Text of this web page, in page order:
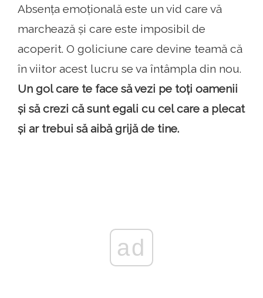
Absența emoțională este un vid care vă
marchează și care este imposibil de
acoperit. O goliciune care devine teamă că
în viitor acest lucru se va întâmpla din nou.
Un gol care te face să vezi pe toți oamenii
și să crezi că sunt egali cu cel care a plecat
și ar trebui să aibă grijă de tine.
ad